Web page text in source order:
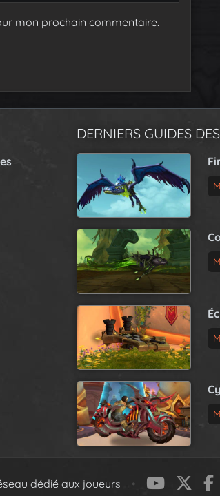
mon prochain commentaire.
DERNIERS GUIDES
dédié aux joueurs •